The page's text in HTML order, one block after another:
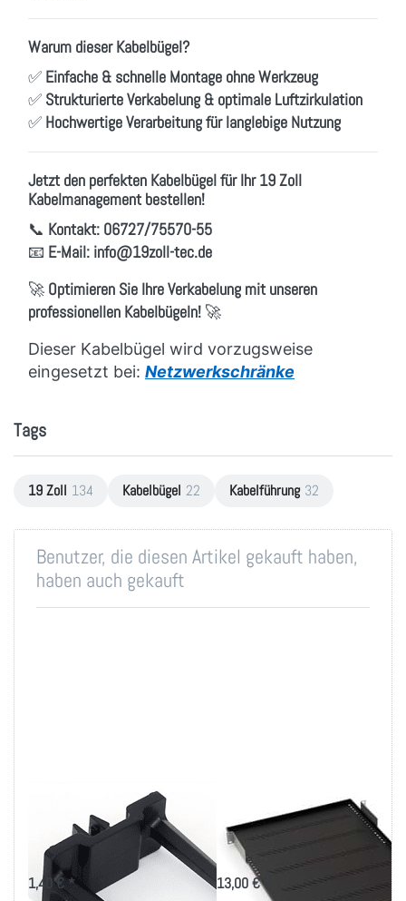
Warum dieser Kabelbügel?
✅ Einfache & schnelle Montage ohne Werkzeug
✅ Strukturierte Verkabelung & optimale Luftzirkulation
✅ Hochwertige Verarbeitung für langlebige Nutzung
Jetzt den perfekten Kabelbügel für Ihr 19 Zoll
Kabelmanagement bestellen!
📞 Kontakt: 06727/75570-55
📧 E-Mail: info@19zoll-tec.de
🚀 Optimieren Sie Ihre Verkabelung mit unseren
professionellen Kabelbügeln! 🚀
Dieser Kabelbügel wird vorzugsweise
eingesetzt bei: Netzwerkschränke
Tags
19 Zoll 134 Kabelbügel 22 Kabelführung 32
Benutzer, die diesen Artikel gekauft haben,
haben auch gekauft
35x30mm für 9mm²
Ausbruch
1,40 € *
19 Zoll Wanne in
versch. Tiefen bis
40Kg
13,00 € *